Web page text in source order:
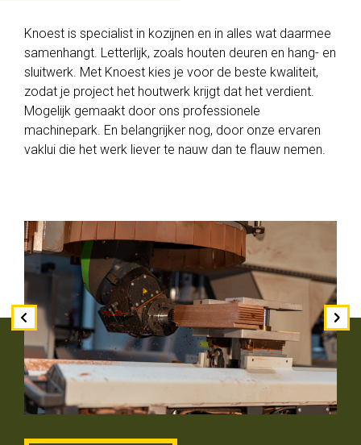
Knoest, de kozijnmakers
0492 - 355 819
info@dekozijnmakers.nl
Facebook
LinkedIn
Knoest is specialist in kozijnen en in alles wat daarmee
samenhangt. Letterlijk, zoals houten deuren en hang- en
sluitwerk. Met Knoest kies je voor de beste kwaliteit,
zodat je project het houtwerk krijgt dat het verdient.
Mogelijk gemaakt door ons professionele
machinepark. En belangrijker nog, door onze ervaren
vaklui die het werk liever te nauw dan te flauw nemen.